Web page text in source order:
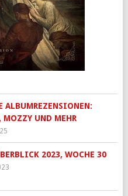
ALBUMREZENSIONEN:
UND MEHR
2023, WOCHE 30